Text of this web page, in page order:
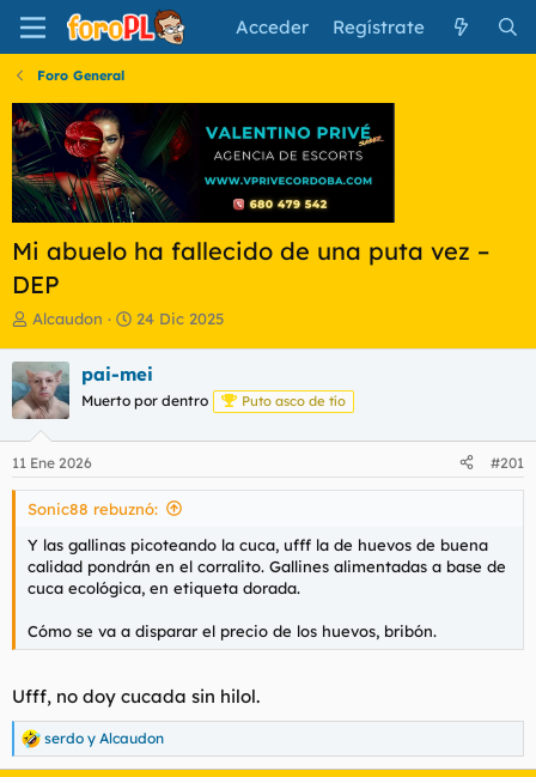
Acceder Regístrate
Foro General
Mi abuelo ha fallecido de una puta vez –
DEP
I
i
c
i
a
d
o
r
d
l
t
e
a
Alcaudon
F
h
a
e
n
i
i
o
24 Dic 2025
pai-mei
Muerto por dentro Puto asco de tío
11 Ene 2026 #201
Sonic88 rebuznó:
Y las gallinas picoteando la cuca, ufff la de huevos de buena
calidad pondrán en el corralito. Gallines alimentadas a base de
cuca ecológica, en etiqueta dorada.
Cómo se va a disparar el precio de los huevos, bribón.
Ufff, no doy cucada sin hilol.
R
e
serdo y Alcaudon